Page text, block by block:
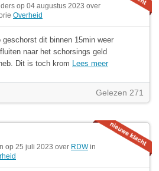
op 04 augustus 2023 over
Overheid
geschorst dit binnen 15min weer
naar het schorsings geld
Dit is toch krom Lees meer
Gelezen 271
op 25 juli 2023 over RDWin